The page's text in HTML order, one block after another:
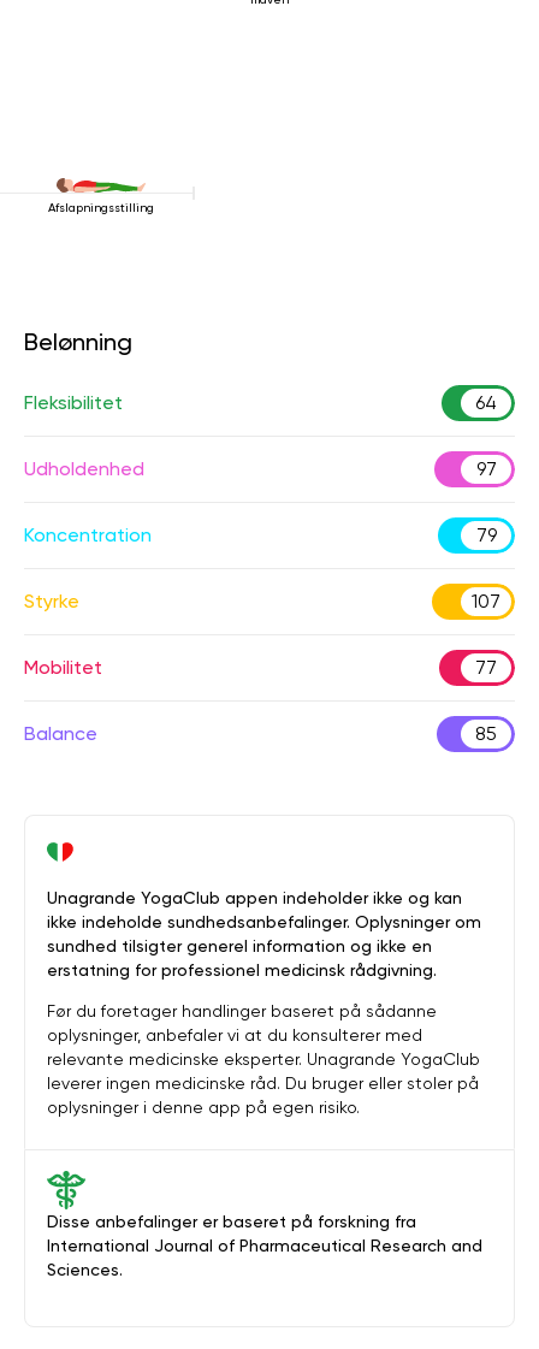
Afslapningsstilling
Belønning
Fleksibilitet 64
Udholdenhed 97
Koncentration 79
Styrke 107
Mobilitet 77
Balance 85
Disse anbefalinger er baseret på forskning fra
International Journal of Pharmaceutical Research and
Sciences.
Unagrande YogaClub appen indeholder ikke og kan
ikke indeholde sundhedsanbefalinger. Oplysninger om
sundhed tilsigter generel information og ikke en
erstatning for professionel medicinsk rådgivning.
Før du foretager handlinger baseret på sådanne
oplysninger, anbefaler vi at du konsulterer med
relevante medicinske eksperter. Unagrande YogaClub
leverer ingen medicinske råd. Du bruger eller stoler på
oplysninger i denne app på egen risiko.